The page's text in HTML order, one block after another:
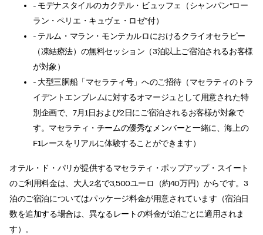
- モデナスタイルのカクテル・ビュッフェ（シャンパン“ロー
ラン・ペリエ・キュヴェ・ロゼ”付）
- テルム・マラン・モンテカルロにおけるクライオセラピー
（凍結療法）の無料セッション（3泊以上ご宿泊されるお客様
が対象）
- 大型三胴船「マセラティ号」へのご招待（マセラティのトラ
イデントエンブレムに対するオマージュとして用意された特
別企画で、7月1日および2日にご宿泊されるお客様が対象で
す。マセラティ・チームの優秀なメンバーと一緒に、海上の
F1レースをリアルに体験することができます）
オテル・ド・パリが提供するマセラティ・ポップアップ・スイート
のご利用料金は、大人2名で3,500ユーロ（約40万円）からです。3
泊のご宿泊についてはパッケージ料金が用意されています（宿泊日
数を追加する場合は、異なるレートの料金が1泊ごとに適用されま
す）。